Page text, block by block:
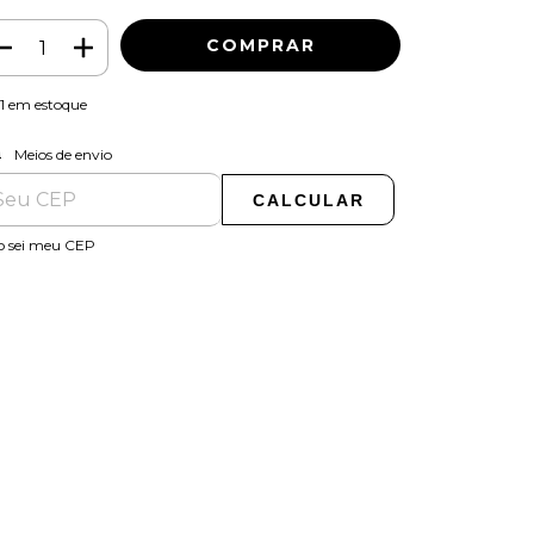
1 em estoque
para o CEP:
Meios de envio
CALCULAR
sei meu CEP